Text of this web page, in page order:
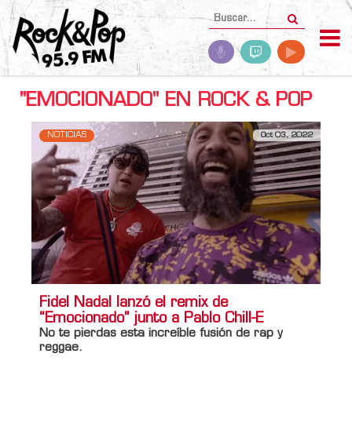
"EMOCIONADO" EN ROCK & POP
NOTICIAS Oct 03, 2022
Fidel Nadal lanzó el remix de
“Emocionado” junto a Pablo Chill-E
No te pierdas esta increíble fusión de rap y
reggae.